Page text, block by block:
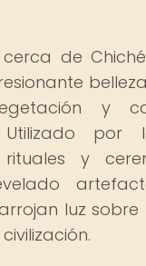
de
y
Utilizado por
y
luz